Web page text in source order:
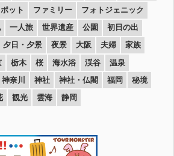
ット ファミリー
フォトジェニック
一人旅 世界遺産 公園
初日の出
夕日・夕景 夜景 大阪 夫婦
家族
栃木 桜 海水浴 渓谷
温泉
神奈川 神社 神社・仏閣 福岡
秘境
観光 雲海 静岡